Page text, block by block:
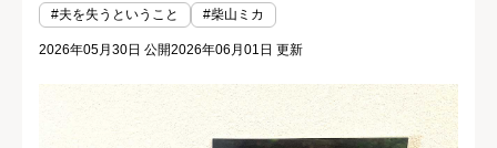
#夫を失うということ #柴山ミカ
2026年05月30日 公開2026年06月01日 更新